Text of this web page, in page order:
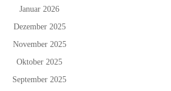
Januar 2026
Dezember 2025
November 2025
Oktober 2025
September 2025